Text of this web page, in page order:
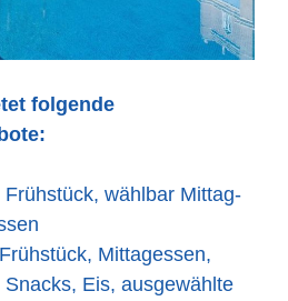
folgende
wählbar Mittag-
Mittagessen,
Eis, ausgewählte